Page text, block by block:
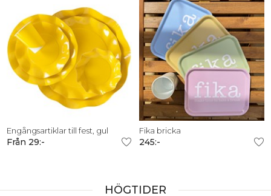
Engångsartiklar till fest, gul
Från 29:-
Fika bricka
245:-
HÖGTIDER